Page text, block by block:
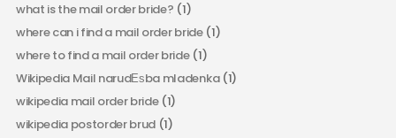
what is the mail order bride? (1)
where can i find a mail order bride(1)
where to find a mail order bride(1)
Wikipedia Mail narudЕѕba mladenka(1)
wikipedia mail order bride(1)
wikipedia postorder brud (1)